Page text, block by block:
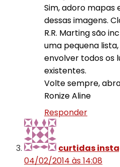
Sim, adoro
dessas imagens.
R.R. Marting são
uma pequena
envolver todos os
existentes.
Volte sempre,
Ronize Aline
Responder
curtidas
04/02/2014 às 14:08